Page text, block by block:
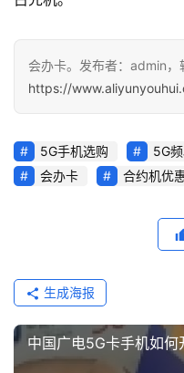
会办卡。发布者：admin，
https://
5G手机选购 5G
会办卡
合约机优
生成海报
中国广电5G卡手机如